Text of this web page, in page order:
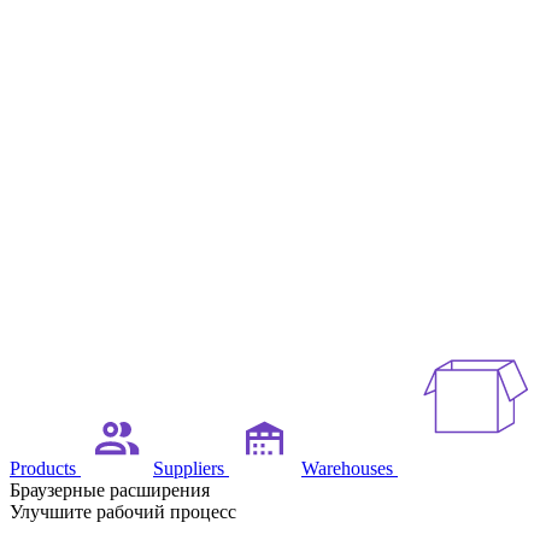
Products Suppliers Warehouses
Браузерные расширения
Улучшите рабочий процесс